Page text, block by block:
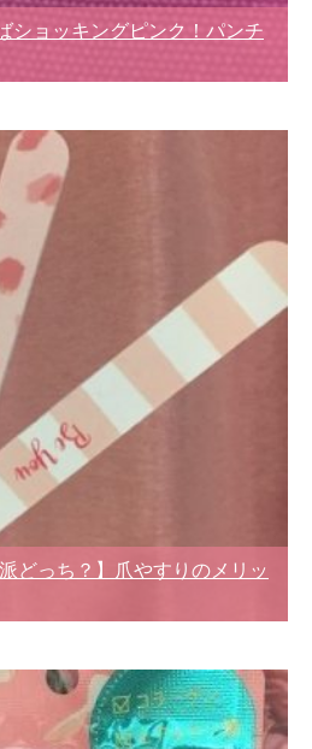
ショッキングピンク！パンチ
どっち？】爪やすりのメリッ